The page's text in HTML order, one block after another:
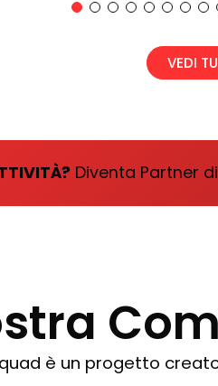
VEDI
Diventa Partner
è un progetto